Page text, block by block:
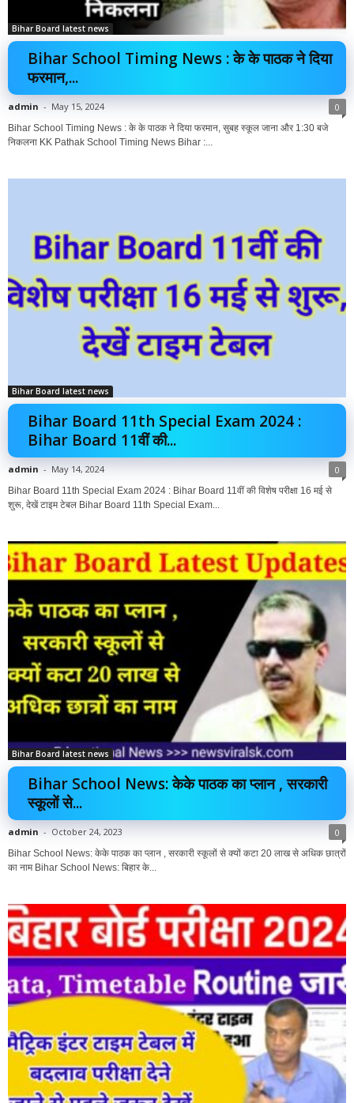
Bihar Board latest news
Bihar School Timing News : के के पाठक ने दिया
फरमान,...
admin - May 15, 2024 0
Bihar School Timing News : के के पाठक ने दिया फरमान, सुबह स्कूल जाना और 1:30 बजे
निकलना KK Pathak School Timing News Bihar :...
Bihar Board latest news
Bihar Board 11th Special Exam 2024 :
Bihar Board 11वीं की...
admin - May 14, 2024 0
Bihar Board 11th Special Exam 2024 : Bihar Board 11वीं की विशेष परीक्षा 16 मई से
शुरू, देखें टाइम टेबल Bihar Board 11th Special Exam...
Bihar Board latest news
Bihar School News: केके पाठक का प्लान , सरकारी
स्कूलों से...
admin - October 24, 2023 0
Bihar School News: केके पाठक का प्लान , सरकारी स्कूलों से क्यों कटा 20 लाख से अधिक छात्रों
का नाम Bihar School News: बिहार के...